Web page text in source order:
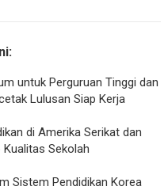
untuk Perguruan Tinggi dan
Lulusan Siap Kerja
di Amerika Serikat dan
Sekolah
Sistem Pendidikan Korea